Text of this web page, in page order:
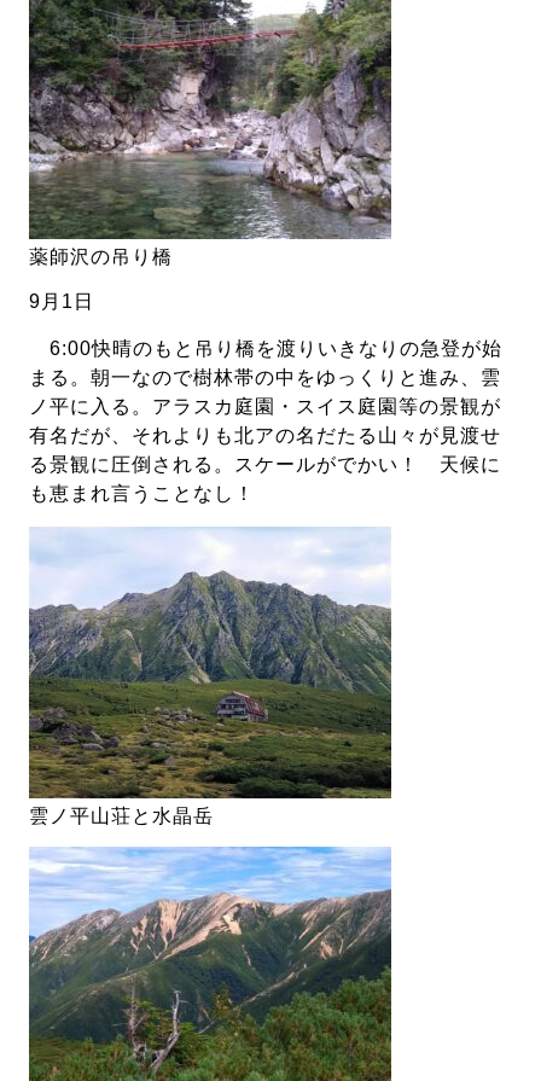
薬師沢の吊り橋
9月1日
6:00快晴のもと吊り橋を渡りいきなりの急登が始
まる。朝一なので樹林帯の中をゆっくりと進み、雲
ノ平に入る。アラスカ庭園・スイス庭園等の景観が
有名だが、それよりも北アの名だたる山々が見渡せ
る景観に圧倒される。スケールがでかい！ 天候に
も恵まれ言うことなし！
雲ノ平山荘と水晶岳